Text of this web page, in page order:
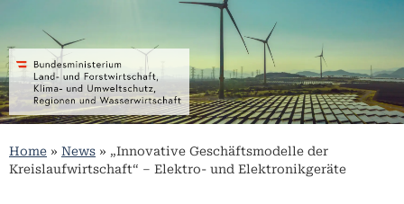
Home » News » „Innovative Geschäftsmodelle der
Kreislaufwirtschaft“ – Elektro- und Elektronikgeräte